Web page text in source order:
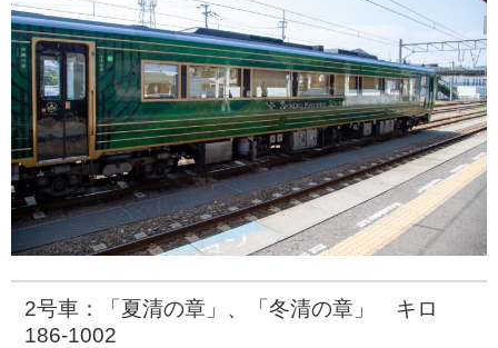
2号車：「夏清の章」、「冬清の章」 キロ
186-1002